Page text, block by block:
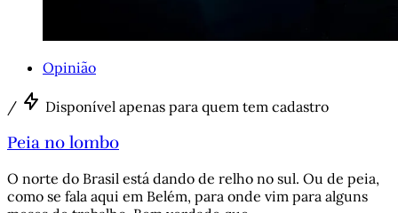
Opinião
/ Disponível apenas para quem tem cadastro
Peia no lombo
O norte do Brasil está dando de relho no sul. Ou de peia,
como se fala aqui em Belém, para onde vim para alguns